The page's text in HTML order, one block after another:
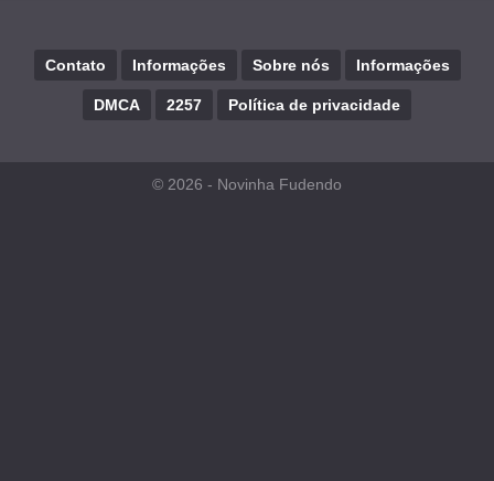
Contato Informações Sobre nós Informações
DMCA 2257 Política de privacidade
© 2026 - Novinha Fudendo